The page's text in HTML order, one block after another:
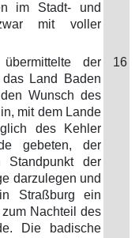
im Stadt- und
mit voller
der
das Land Baden
Wunsch des
mit dem Lande
des Kehler
gebeten, der
Standpunkt der
darzulegen und
Straßburg ein
Nachteil des
Die badische
16